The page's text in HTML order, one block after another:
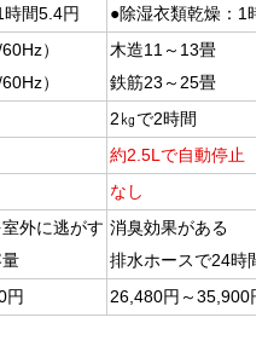
間5.4円
●除湿衣類乾燥：1
）
）
木造11～13畳
鉄筋23～25畳
2㎏で2時間
約2.5Lで自動停止
なし
外に逃がす 消臭効果がある
排水ホースで24時
円 26,480円～35,900円